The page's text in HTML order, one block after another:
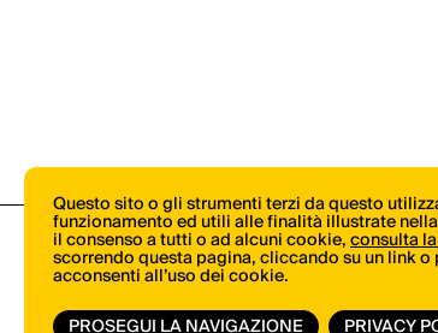
Questo sito o gli strumenti terzi da questo
funzionamento ed utili alle finalità illustrate
il consenso a tutti o ad alcuni cookie,consulta
scorrendo questa pagina, cliccando su un link
acconsenti all’uso dei cookie.
PROSEGUI LA NAVIGAZIONE
PRIVACY